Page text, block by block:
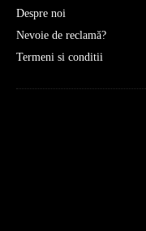
Despre noi
Nevoie de reclamă?
Termeni si conditii